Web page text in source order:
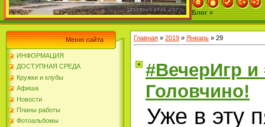
Блог »
Меню сайта
ИНФОРМАЦИЯ
ДОСТУПНАЯ СРЕДА
Кружки и клубы
Афиша
Новости
Планы работы
Фотоальбомы
Главная » 2019 » Январь » 29
#ВечерИгр и
Головчино!
Уже в эту